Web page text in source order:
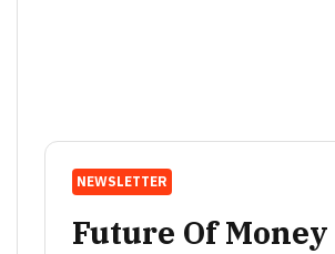
NEWSLETTER
Future Of Money